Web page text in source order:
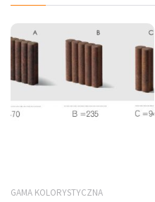
GAMA KOLORYSTYCZNA